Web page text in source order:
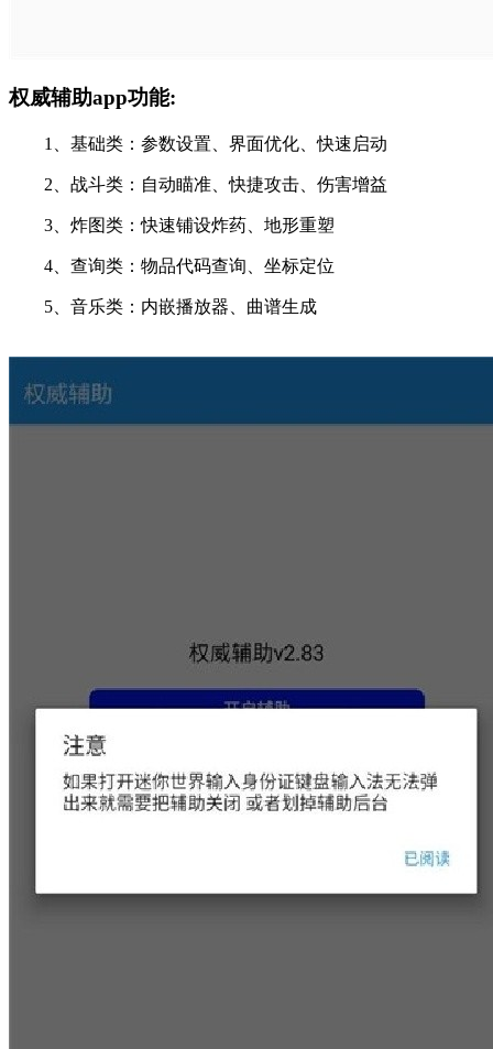
权威辅助app功能:
‌1、基础类‌：参数设置、界面优化、快速启动
‌2、战斗类‌：自动瞄准、快捷攻击、伤害增益‌
‌3、炸图类‌：快速铺设炸药、地形重塑‌
‌4、查询类‌：物品代码查询、坐标定位
‌5、音乐类‌：内嵌播放器、曲谱生成‌